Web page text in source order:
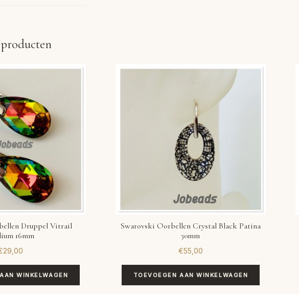
Druppel Vitrail
16mm
29,00
WINKELWAGEN
Swarovski Oorbellen Crystal Black Patina
30mm
€55,00
TOEVOEGEN AAN WINKELWAGEN